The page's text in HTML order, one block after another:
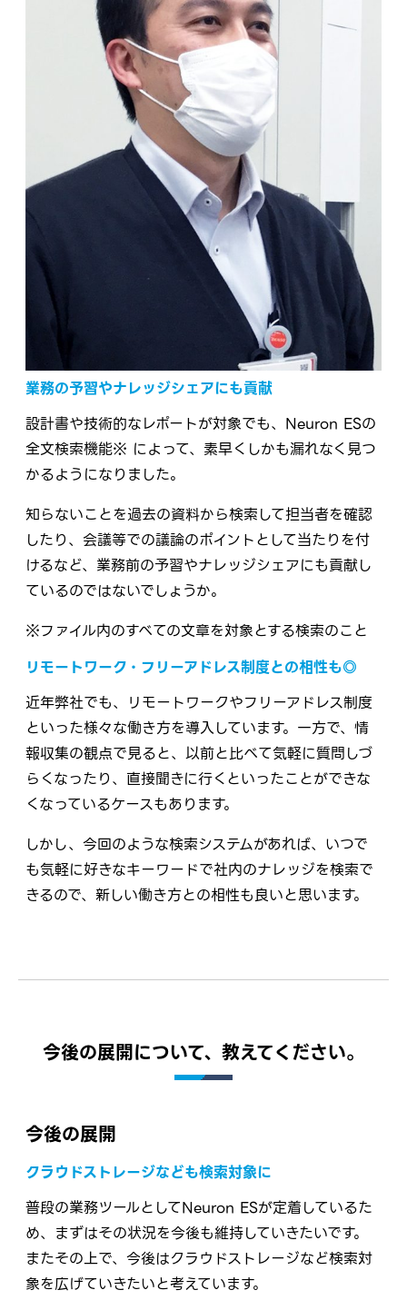
業務の予習やナレッジシェアにも貢献
設計書や技術的なレポートが対象でも、Neuron ESの
全文検索機能※ によって、素早くしかも漏れなく見つ
かるようになりました。
知らないことを過去の資料から検索して担当者を確認
したり、会議等での議論のポイントとして当たりを付
けるなど、業務前の予習やナレッジシェアにも貢献し
ているのではないでしょうか。
※ファイル内のすべての文章を対象とする検索のこと
リモートワーク・フリーアドレス制度との相性も◎
近年弊社でも、リモートワークやフリーアドレス制度
といった様々な働き方を導入しています。一方で、情
報収集の観点で見ると、以前と比べて気軽に質問しづ
らくなったり、直接聞きに行くといったことができな
くなっているケースもあります。
しかし、今回のような検索システムがあれば、いつで
も気軽に好きなキーワードで社内のナレッジを検索で
きるので、新しい働き方との相性も良いと思います。
今後の展開について、教えてください。
今後の展開
クラウドストレージなども検索対象に
普段の業務ツールとしてNeuron ESが定着しているた
め、まずはその状況を今後も維持していきたいです。
またその上で、今後はクラウドストレージなど検索対
象を広げていきたいと考えています。